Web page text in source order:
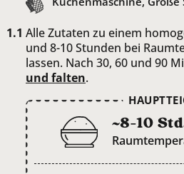
Alle Zutaten zu einem
und 8-10 Stunden bei
lassen. Nach 30, 60 und 90
und falten.
~8-10